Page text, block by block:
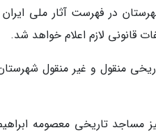
این شهرستان در فهرست آثار
قانونی لازم اعلام خواهد شد.
منقول و غیر منقول